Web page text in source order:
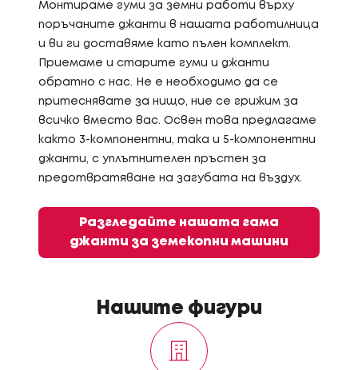
Монтираме гуми за земни работи върху
поръчаните джанти в нашата работилница
и ви ги доставяме като пълен комплект.
Приемаме и старите гуми и джанти
обратно с нас. Не е необходимо да се
притеснявате за нищо, ние се грижим за
всичко вместо вас. Освен това предлагаме
както 3-компонентни, така и 5-компонентни
джанти, с уплътнителен пръстен за
предотвратяване на загубата на въздух.
Разгледайте нашата гама
джанти за земекопни машини
Нашите фигури